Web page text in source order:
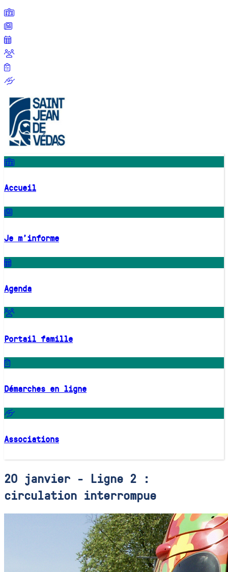
Accueil
Je m'informe
Agenda
Portail famille
Démarches en ligne
Associations
20 janvier - Ligne 2 :
circulation interrompue